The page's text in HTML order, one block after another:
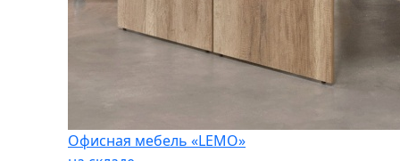
Офисная мебель «LEMO»